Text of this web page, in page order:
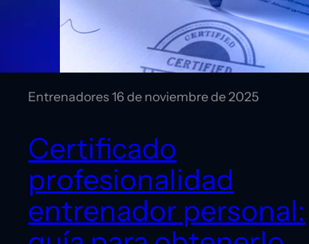
Entrenadores16 de noviembre de 2025
Certificado
profesionalidad
entrenador personal: